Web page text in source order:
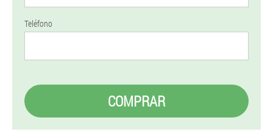
Teléfono
COMPRAR